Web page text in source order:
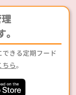
きる定期フード
ちら。